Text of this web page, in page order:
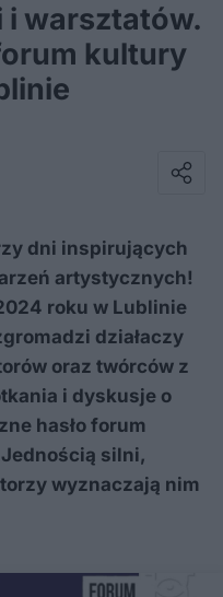
i warsztatów.
kultury
dni inspirujących
artystycznych!
roku w Lublinie
działaczy
oraz twórców z
i dyskusje o
hasło forum
silni,
wyznaczają nim